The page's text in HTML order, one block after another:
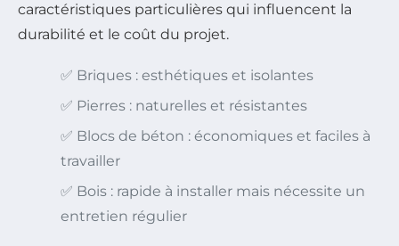
caractéristiques particulières qui influencent la
durabilité et le coût du projet.
✅ Briques : esthétiques et isolantes
✅ Pierres : naturelles et résistantes
✅ Blocs de béton : économiques et faciles à
travailler
✅ Bois : rapide à installer mais nécessite un
entretien régulier